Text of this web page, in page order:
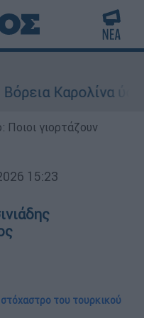
Καρολίνα ύστερα
Ποιοι γιορτάζουν
15:23
του τουρκικού